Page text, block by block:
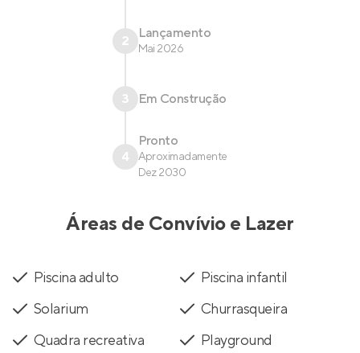
2 Lançamento
Mai 2026
3 Em Construção
4
Pronto
Aproximadamente
Dez 2030
Áreas de Convívio e Lazer
Piscina adulto
Piscina infantil
Solarium
Churrasqueira
Quadra recreativa
Playground